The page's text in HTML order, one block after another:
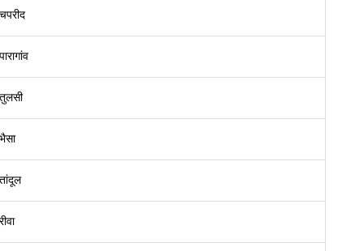
चपरीद
पारागांव
तुलसी
भैसा
तांदूल
रीवा